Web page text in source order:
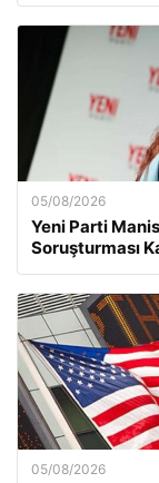
05/08/2026
Yeni Parti
Soruşturması
05/08/2026